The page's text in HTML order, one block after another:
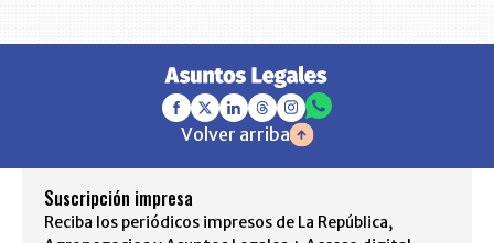
Volver arriba
Suscripción impresa
Reciba los periódicos impresos de La República,